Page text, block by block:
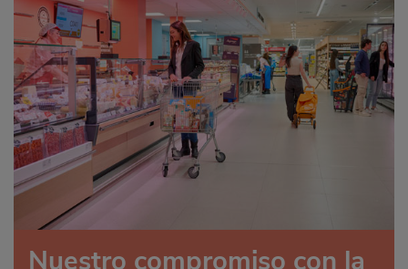
Nuestro compromiso con la